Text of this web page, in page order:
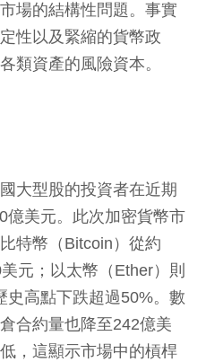
場的結構性問題。事實
性以及緊縮的貨幣政
類資產的風險資本。
大型股的投資者在近期
億美元。此次加密貨幣市
特幣（Bitcoin）從約
元；以太幣（Ether）則
史高點下跌超過50%。數
合約量也降至242億美
，這顯示市場中的槓桿